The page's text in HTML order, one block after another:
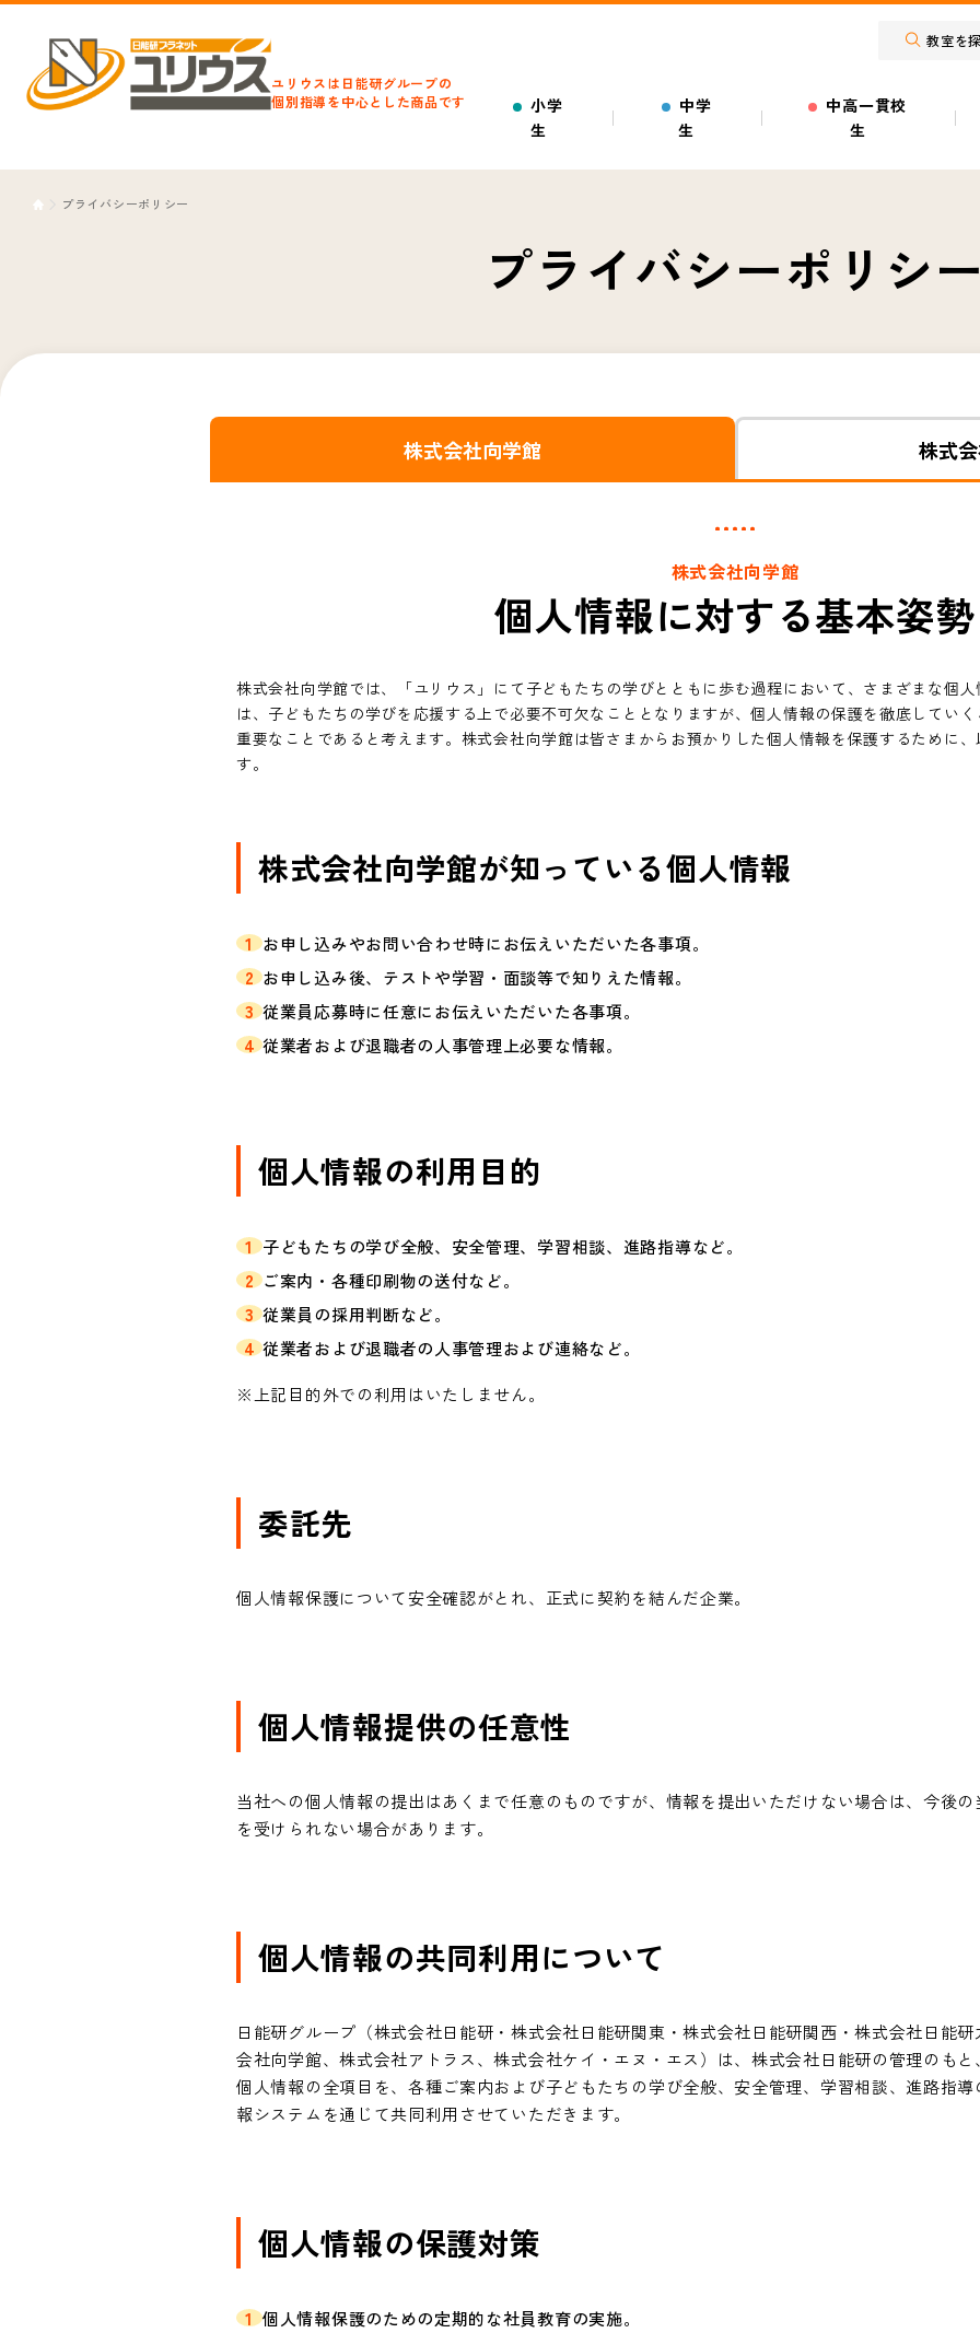
ユリウスは日能研グループの
個別指導を中心とした商品です
教室を
小学
生
中学
生
中高一貫校
生
プライバシーポリシー
プライバシーポリシー
株式会社向学館 株式
株式会社向学館
個人情報に対する基本姿勢
株式会社向学館では、「ユリウス」にて子どもたちの学びとともに歩む過程において、さまざまな個
は、子どもたちの学びを応援する上で必要不可欠なこととなりますが、個人情報の保護を徹底してい
重要なことであると考えます。株式会社向学館は皆さまからお預かりした個人情報を保護するために
す。
株式会社向学館が知っている個人情報
1 お申し込みやお問い合わせ時にお伝えいただいた各事項。
2 お申し込み後、テストや学習・面談等で知りえた情報。
3 従業員応募時に任意にお伝えいただいた各事項。
4 従業者および退職者の人事管理上必要な情報。
個人情報の利用目的
1 子どもたちの学び全般、安全管理、学習相談、進路指導など。
2 ご案内・各種印刷物の送付など。
3 従業員の採用判断など。
4 従業者および退職者の人事管理および連絡など。
※上記目的外での利用はいたしません。
委託先
個人情報保護について安全確認がとれ、正式に契約を結んだ企業。
個人情報提供の任意性
当社への個人情報の提出はあくまで任意のものですが、情報を提出いただけない場合は、今後
を受けられない場合があります。
個人情報の共同利用について
日能研グループ（株式会社日能研・株式会社日能研関東・株式会社日能研関西・株式会社日能
会社向学館、株式会社アトラス、株式会社ケイ・エヌ・エス）は、株式会社日能研の管理のも
個人情報の全項目を、各種ご案内および子どもたちの学び全般、安全管理、学習相談、進路指
報システムを通じて共同利用させていただきます。
個人情報の保護対策
1 個人情報保護のための定期的な社員教育の実施。